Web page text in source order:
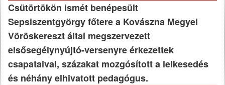
Csütörtökön ismét benépesült
Sepsiszentgyörgy főtere a Kovászna Megyei
Vöröskereszt által megszervezett
elsősegélynyújtó-versenyre érkezettek
csapataival, százakat mozgósított a lelkesedés
és néhány elhivatott pedagógus.